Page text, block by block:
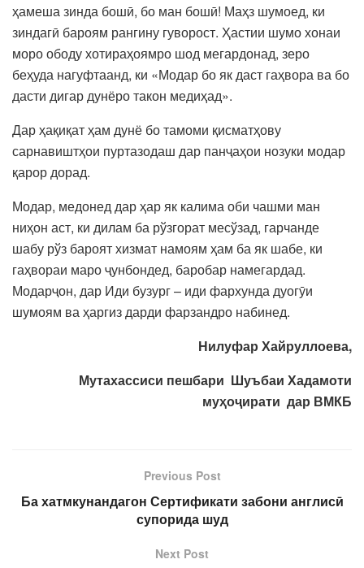
ҳамеша зинда бошӣ, бо ман бошӣ! Маҳз шумоед, ки
зиндагӣ бароям рангину гуворост. Ҳастии шумо хонаи
моро ободу хотираҳоямро шод мегардонад, зеро
беҳуда нагуфтаанд, ки «Модар бо як даст гаҳвора ва бо
дасти дигар дунёро такон медиҳад».
Дар ҳақиқат ҳам дунё бо тамоми қисматҳову
сарнавиштҳои пуртазодаш дар панҷаҳои нозуки модар
қарор дорад.
Модар, медонед дар ҳар як калима оби чашми ман
ниҳон аст, ки дилам ба рўзгорат месўзад, гарчанде
шабу рўз бароят хизмат намоям ҳам ба як шабе, ки
гаҳвораи маро ҷунбондед, баробар намегардад.
Модарҷон, дар Иди бузург – иди фархунда дуогӯи
шумоям ва ҳаргиз дарди фарзандро набинед.
Нилуфар Хайруллоева,
Мутахассиси пешбари Шуъбаи Хадамоти
муҳоҷирати дар ВМКБ
Previous Post
Ба хатмкунандагон Сертификати забони англисӣ
супорида шуд
Next Post